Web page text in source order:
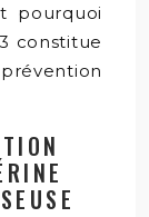
pourquoi
constitue